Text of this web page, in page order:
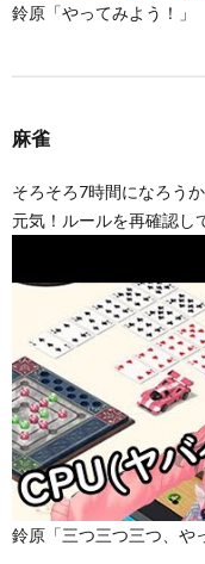
鈴原「やってみよう！」
麻雀
そろそろ7時間になろう
元気！ルールを再確認し
鈴原「三つ三つ三つ、や